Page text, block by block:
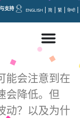
支持 ENGLISH 简 繁 हिन्दी
能会注意到在
会降低。但
动？以及为什